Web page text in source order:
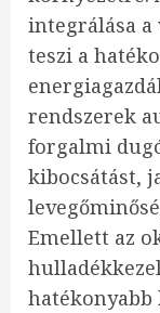
integrálása
teszi a
rendszerek
forgalmi
kibocsátást,
Emellett az
hatékonyabb